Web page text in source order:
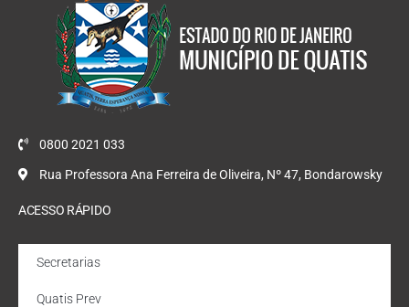
0800 2021 033
Rua Professora Ana Ferreira de Oliveira, Nº 47, Bondarowsky
ACESSO RÁPIDO
Secretarias
Quatis Prev